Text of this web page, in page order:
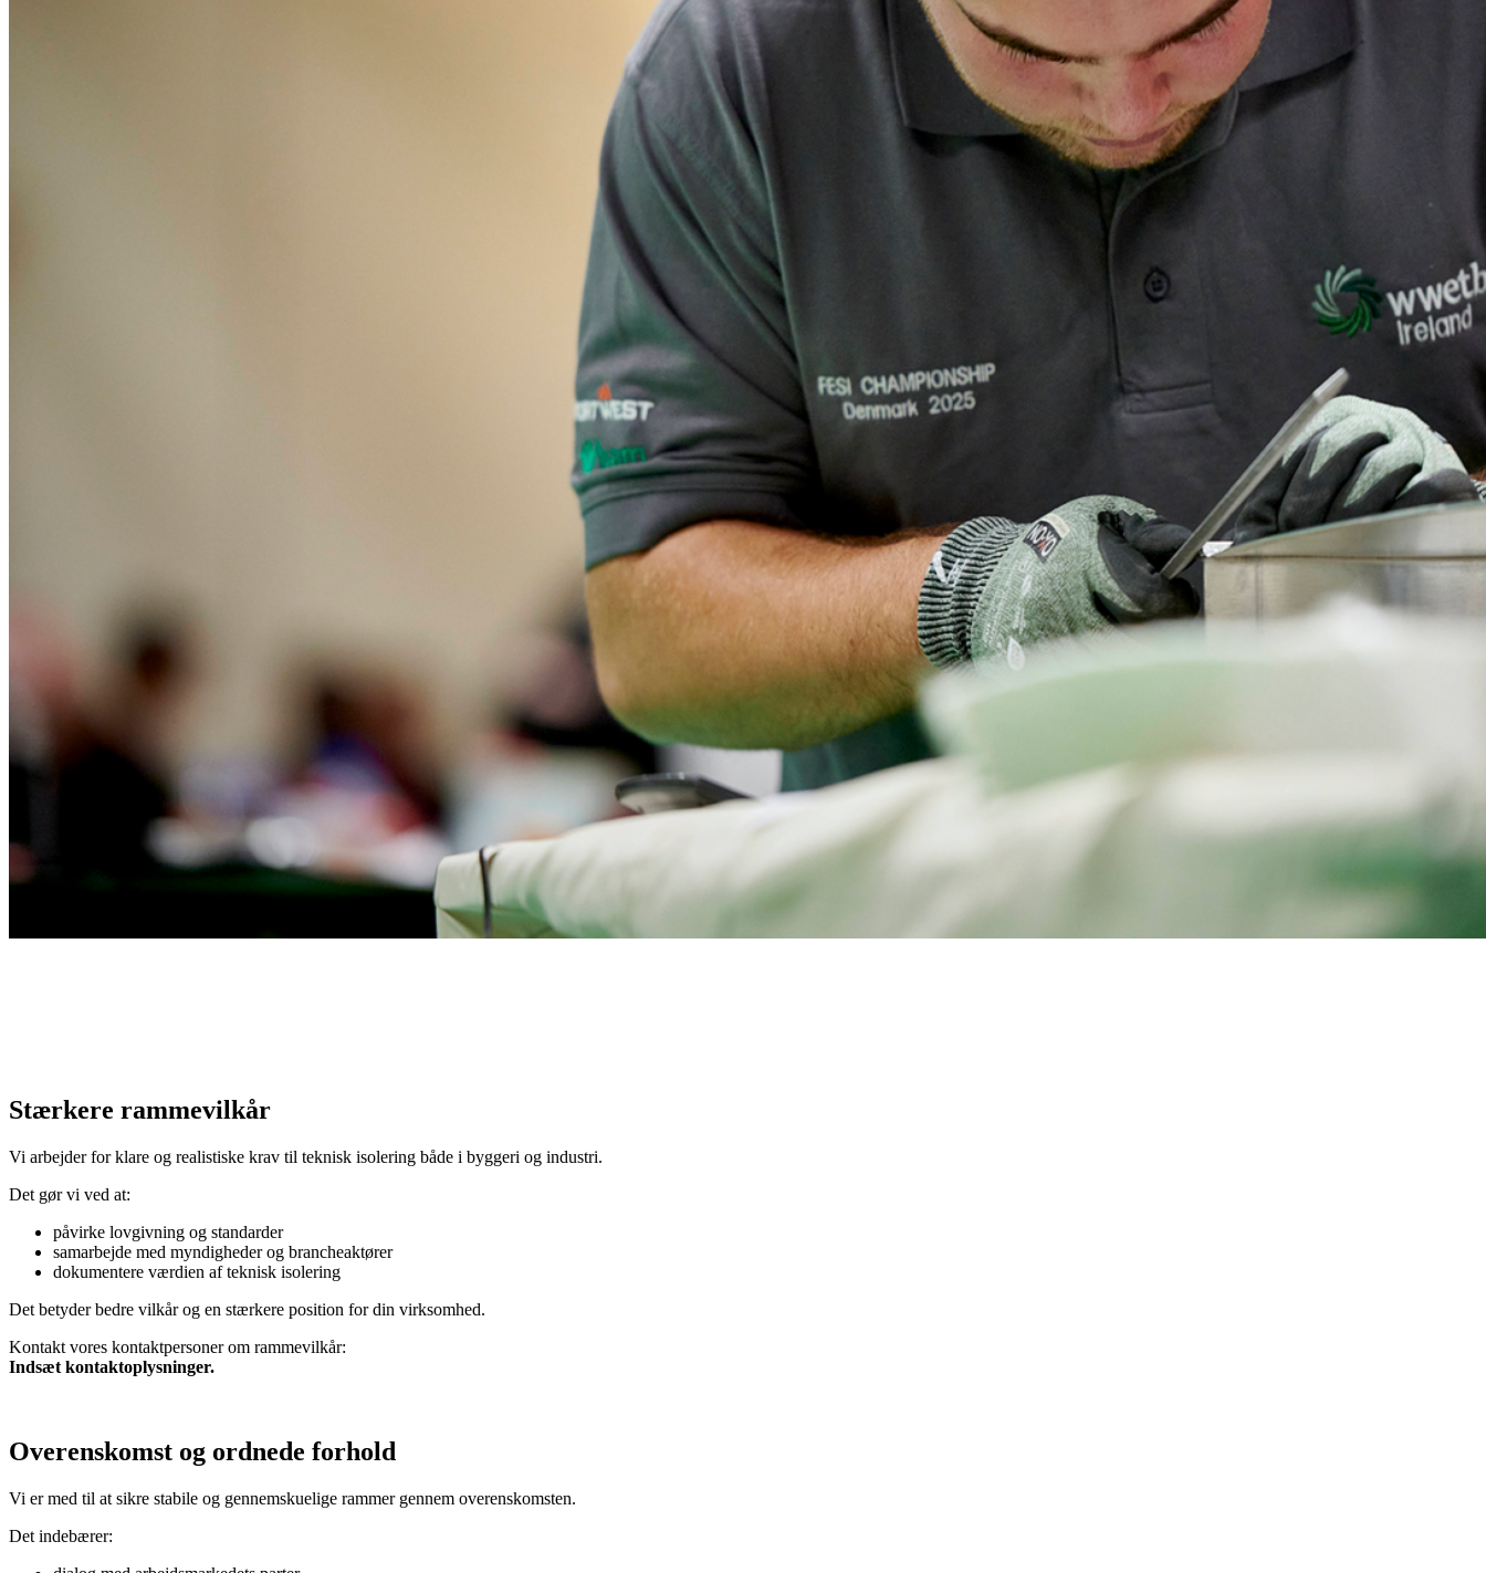
Stærkere rammevilkår
Vi arbejder for klare og realistiske krav til teknisk isolering både i byggeri og industri.
Det gør vi ved at:
påvirke lovgivning og standarder
samarbejde med myndigheder og brancheaktører
dokumentere værdien af teknisk isolering
Det betyder bedre vilkår og en stærkere position for din virksomhed.
Kontakt vores kontaktpersoner om rammevilkår:
Indsæt kontaktoplysninger.
Overenskomst og ordnede forhold
Vi er med til at sikre stabile og gennemskuelige rammer gennem overenskomsten.
Det indebærer: